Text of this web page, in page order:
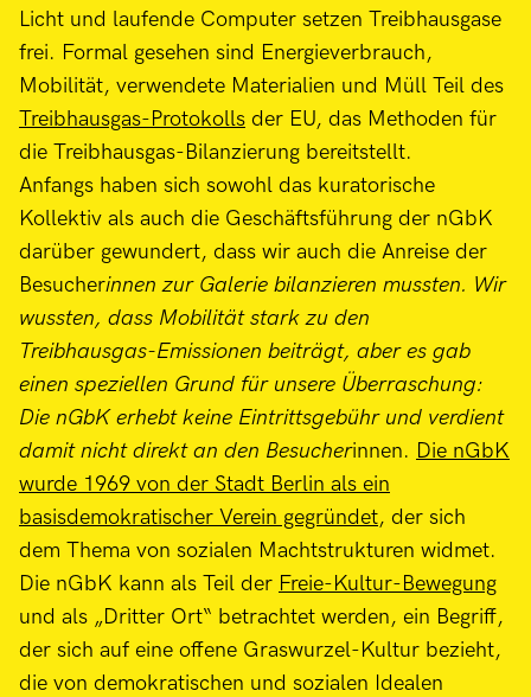
Licht und laufende Computer setzen Treibhausgase
frei. Formal gesehen sind Energieverbrauch,
Mobilität, verwendete Materialien und Müll Teil des
Treibhausgas-Protokolls der EU, das Methoden für
die Treibhausgas-Bilanzierung bereitstellt.
Anfangs haben sich sowohl das kuratorische
Kollektiv als auch die Geschäftsführung der nGbK
darüber gewundert, dass wir auch die Anreise der
Besucherinnen zur Galerie bilanzieren mussten. Wir
wussten, dass Mobilität stark zu den
Treibhausgas-Emissionen beiträgt, aber es gab
einen speziellen Grund für unsere Überraschung:
Die nGbK erhebt keine Eintrittsgebühr und verdient
damit nicht direkt an den Besucherinnen. Die nGbK
wurde 1969 von der Stadt Berlin als ein
basisdemokratischer Verein gegründet, der sich
dem Thema von sozialen Machtstrukturen widmet.
Die nGbK kann als Teil der Freie-Kultur-Bewegung
und als „Dritter Ort“ betrachtet werden, ein Begriff,
der sich auf eine offene Graswurzel-Kultur bezieht,
die von demokratischen und sozialen Idealen